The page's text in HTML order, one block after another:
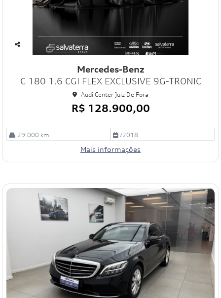
ilh
Mercedes-Benz
C 180 1.6 CGI FLEX EXCLUSIVE 9G-TRONIC
Audi Center Juiz De Fora
R$ 128.900,00
29.000 km /2018
Mais informações